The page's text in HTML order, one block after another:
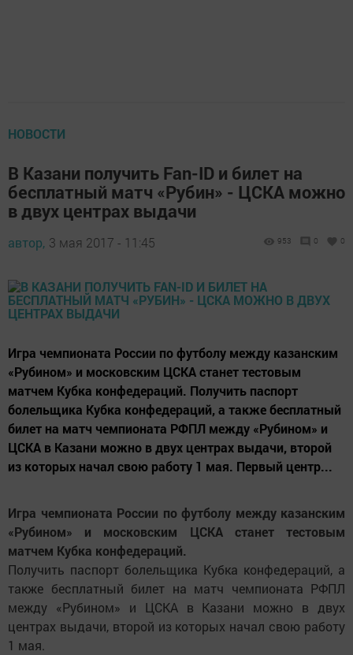
НОВОСТИ
В Казани получить Fan-ID и билет на
бесплатный матч «Рубин» - ЦСКА можно
в двух центрах выдачи
автор, 3 мая 2017 - 11:45 953 0 0
Игра чемпионата России по футболу между казанским
«Рубином» и московским ЦСКА станет тестовым
матчем Кубка конфедераций. Получить паспорт
болельщика Кубка конфедераций, а также бесплатный
билет на матч чемпионата РФПЛ между «Рубином» и
ЦСКА в Казани можно в двух центрах выдачи, второй
из которых начал свою работу 1 мая. Первый центр...
Игра чемпионата России по футболу между казанским
«Рубином» и московским ЦСКА станет тестовым
матчем Кубка конфедераций.
Получить паспорт болельщика Кубка конфедераций, а
также бесплатный билет на матч чемпионата РФПЛ
между «Рубином» и ЦСКА в Казани можно в двух
центрах выдачи, второй из которых начал свою работу
1 мая.